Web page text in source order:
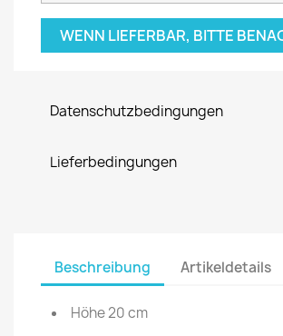
WENN LIEFERBAR, BITTE
Datenschutzbedingungen
Lieferbedingungen
Beschreibung Artikeldetails
Höhe 20 cm